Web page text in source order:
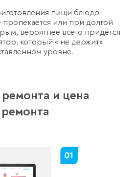
пищи блюдо
пропекается или при долгой
вероятнее всего придётся
который « не держит»
уровне.
и цена
ремонта